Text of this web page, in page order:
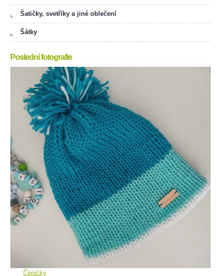
Šatičky, svetříky a jiné oblečení
Šátky
Poslední fotografie
Čepičky